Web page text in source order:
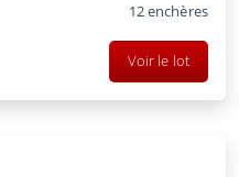
12enchères
Voir le lot